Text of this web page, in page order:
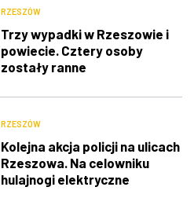
RZESZÓW
Trzy wypadki w Rzeszowie i
powiecie. Cztery osoby
zostały ranne
RZESZÓW
Kolejna akcja policji na ulicach
Rzeszowa. Na celowniku
hulajnogi elektryczne